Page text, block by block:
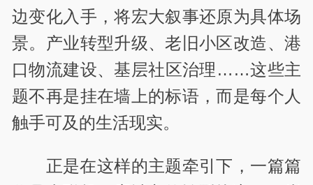
边变化入手，将宏大叙事还原为具体场
景。产业转型升级、老旧小区改造、港
口物流建设、基层社区治理……这些主
题不再是挂在墙上的标语，而是每个人
触手可及的生活现实。
正是在这样的主题牵引下，一篇篇